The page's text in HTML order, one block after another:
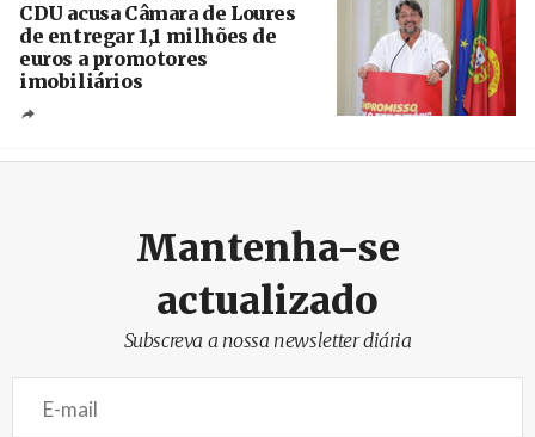
CDU acusa Câmara de Loures
de entregar 1,1 milhões de
euros a promotores
imobiliários
Mantenha-se
actualizado
Subscreva a nossa newsletter diária